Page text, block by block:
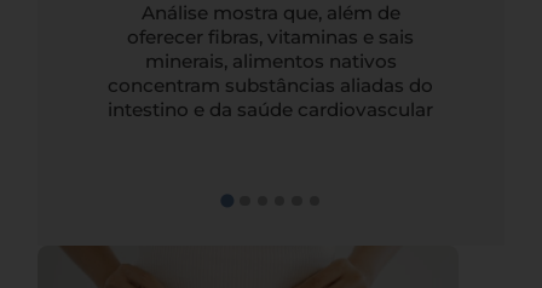
Análise mostra que, além de
oferecer fibras, vitaminas e sais
minerais, alimentos nativos
concentram substâncias aliadas do
intestino e da saúde cardiovascular